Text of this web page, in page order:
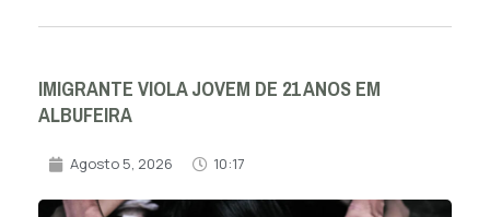
IMIGRANTE VIOLA JOVEM DE 21 ANOS EM
ALBUFEIRA
Agosto 5, 2026 10:17